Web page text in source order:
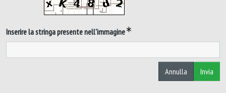
Inserire la stringa presente nell'immagine
Annulla Invia